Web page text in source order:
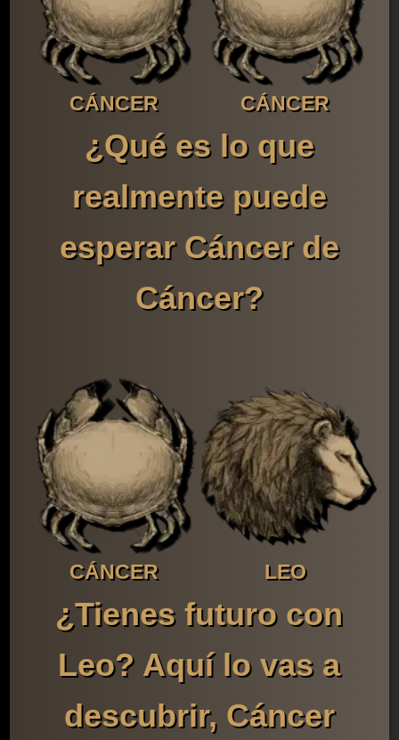
CÁNCER CÁNCER
¿Qué es lo que
realmente puede
esperar Cáncer de
Cáncer?
CÁNCER LEO
¿Tienes futuro con
Leo? Aquí lo vas a
descubrir, Cáncer